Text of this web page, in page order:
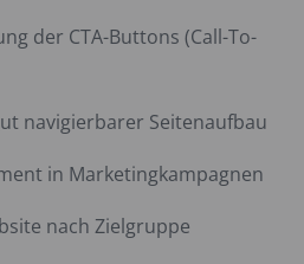
der CTA-Buttons (Call-To-
navigierbarer Seitenaufbau
in Marketingkampagnen
nach Zielgruppe